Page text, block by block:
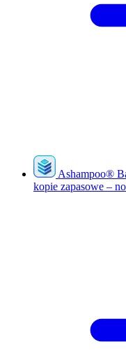
Ashampoo®
kopie zapasowe –